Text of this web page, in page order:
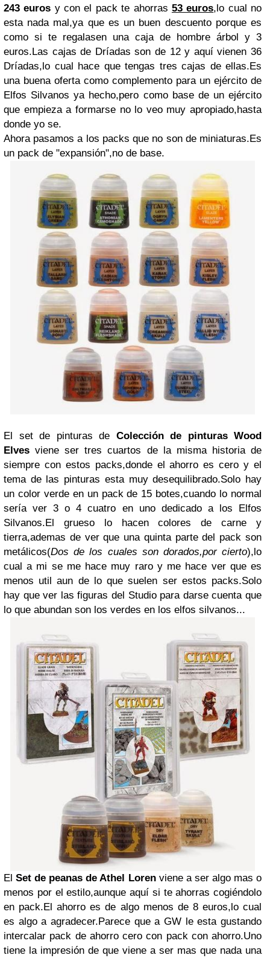
243 euros y con el pack te ahorras 53 euros,lo cual no
esta nada mal,ya que es un buen descuento porque es
como si te regalasen una caja de hombre árbol y 3
euros.Las cajas de Dríadas son de 12 y aquí vienen 36
Dríadas,lo cual hace que tengas tres cajas de ellas.Es
una buena oferta como complemento para un ejército de
Elfos Silvanos ya hecho,pero como base de un ejército
que empieza a formarse no lo veo muy apropiado,hasta
donde yo se.
Ahora pasamos a los packs que no son de miniaturas.Es
un pack de "expansión",no de base.
El set de pinturas de Colección de pinturas Wood
Elves viene ser tres cuartos de la misma historia de
siempre con estos packs,donde el ahorro es cero y el
tema de las pinturas esta muy desequilibrado.Solo hay
un color verde en un pack de 15 botes,cuando lo normal
sería ver 3 o 4 cuatro en uno dedicado a los Elfos
Silvanos.El grueso lo hacen colores de carne y
tierra,ademas de ver que una quinta parte del pack son
metálicos(Dos de los cuales son dorados,por cierto),lo
cual a mi se me hace muy raro y me hace ver que es
menos util aun de lo que suelen ser estos packs.Solo
hay que ver las figuras del Studio para darse cuenta que
lo que abundan son los verdes en los elfos silvanos...
ElSet de peanas de Athel Lorenviene a ser algo mas o
menos por el estilo,aunque aquí si te ahorras cogiéndolo
en pack.El ahorro es de algo menos de 8 euros,lo cual
es algo a agradecer.Parece que a GW le esta gustando
intercalar pack de ahorro cero con pack con ahorro.Uno
tiene la impresión de que viene a ser mas que nada una